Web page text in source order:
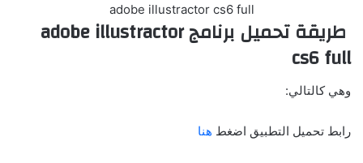
adobe illustractor cs6 full
طريقة تحميل برنامج adobe illustractor
cs6 full
وهي كالتالي:
رابط تحميل التطبيق اضغط هنا